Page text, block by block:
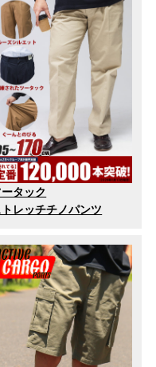
タック
トレッチチノパンツ